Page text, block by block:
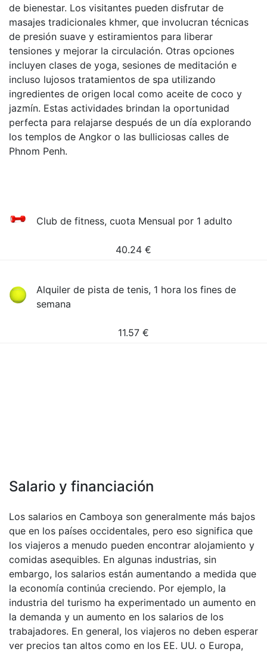
de bienestar. Los visitantes pueden disfrutar de
masajes tradicionales khmer, que involucran técnicas
de presión suave y estiramientos para liberar
tensiones y mejorar la circulación. Otras opciones
incluyen clases de yoga, sesiones de meditación e
incluso lujosos tratamientos de spa utilizando
ingredientes de origen local como aceite de coco y
jazmín. Estas actividades brindan la oportunidad
perfecta para relajarse después de un día explorando
los templos de Angkor o las bulliciosas calles de
Phnom Penh.
Club de fitness, cuota Mensual por 1 adulto
40.24 €
Alquiler de pista de tenis, 1 hora los fines de
semana
11.57 €
Salario y financiación
Los salarios en Camboya son generalmente más bajos
que en los países occidentales, pero eso significa que
los viajeros a menudo pueden encontrar alojamiento y
comidas asequibles. En algunas industrias, sin
embargo, los salarios están aumentando a medida que
la economía continúa creciendo. Por ejemplo, la
industria del turismo ha experimentado un aumento en
la demanda y un aumento en los salarios de los
trabajadores. En general, los viajeros no deben esperar
ver precios tan altos como en los EE. UU. o Europa,